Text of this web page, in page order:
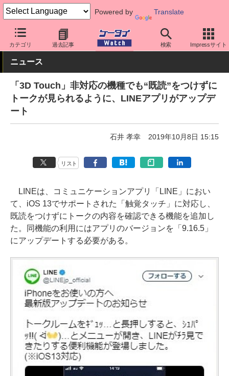
Powered by Translate
カテゴリ 過去記事 検索 Impressサイト
ケータイ Watch アプリ・サービス SNS
ニュース
「3D Touch」非対応の機種でも“既読”をつけずに
トークが見られるように、LINEアプリがアップデ
ート
石井 孝幸 2019年10月8日 15:15
リスト
LINEは、コミュニケーションアプリ「LINE」におい
て、iOS 13でサポートされた「触覚タッチ」に対応し、
既読をつけずにトークの内容を確認できる機能を追加し
た。同機能の利用にはアプリのバージョンを「9.16.5」
にアップデートする必要がある。